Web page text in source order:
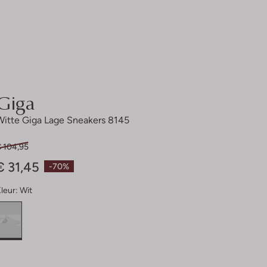
Giga Lage Sneakers 8145
-70%
104,95
31,45
Wit